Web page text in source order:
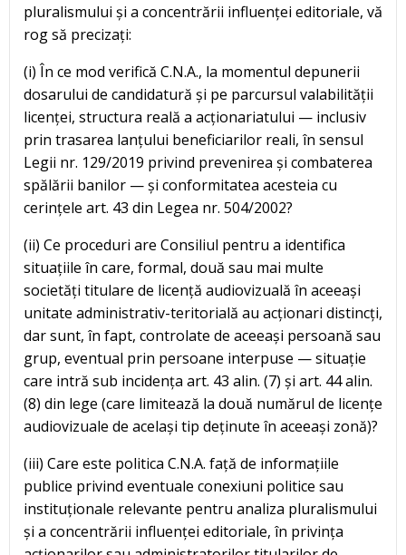
pluralismului și a concentrării influenței editoriale, vă
rog să precizați:
(i) În ce mod verifică C.N.A., la momentul depunerii
dosarului de candidatură și pe parcursul valabilității
licenței, structura reală a acționariatului — inclusiv
prin trasarea lanțului beneficiarilor reali, în sensul
Legii nr. 129/2019 privind prevenirea și combaterea
spălării banilor — și conformitatea acesteia cu
cerințele art. 43 din Legea nr. 504/2002?
(ii) Ce proceduri are Consiliul pentru a identifica
situațiile în care, formal, două sau mai multe
societăți titulare de licență audiovizuală în aceeași
unitate administrativ-teritorială au acționari distincți,
dar sunt, în fapt, controlate de aceeași persoană sau
grup, eventual prin persoane interpuse — situație
care intră sub incidența art. 43 alin. (7) și art. 44 alin.
(8) din lege (care limitează la două numărul de licențe
audiovizuale de același tip deținute în aceeași zonă)?
(iii) Care este politica C.N.A. față de informațiile
publice privind eventuale conexiuni politice sau
instituționale relevante pentru analiza pluralismului
și a concentrării influenței editoriale, în privința